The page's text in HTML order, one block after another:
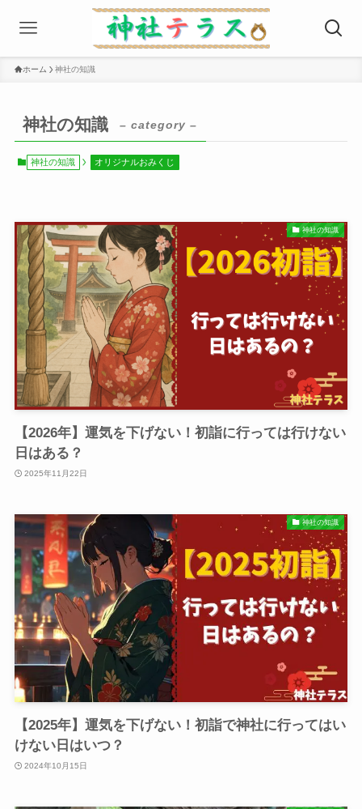
ホーム 神社の知識
神社の知識 – category –
神社の知識 オリジナルおみくじ
神社の知識
【2026年】運気を下げない！初詣に行っては行けない
日はある？
2025年11月22日
神社の知識
【2025年】運気を下げない！初詣で神社に行ってはい
けない日はいつ？
2024年10月15日